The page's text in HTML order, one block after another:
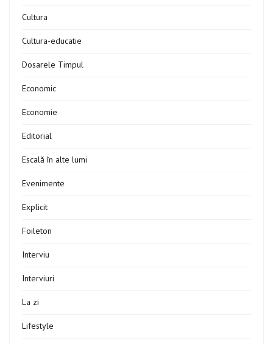
Cultura
Cultura-educatie
Dosarele Timpul
Economic
Economie
Editorial
Escală în alte lumi
Evenimente
Explicit
Foileton
Interviu
Interviuri
La zi
Lifestyle